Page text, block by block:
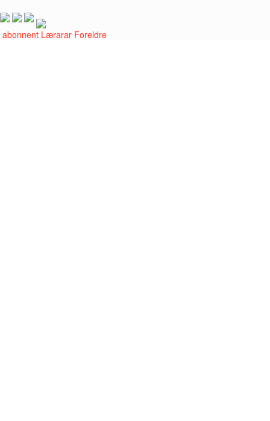
abonnent Lærarar Foreldre